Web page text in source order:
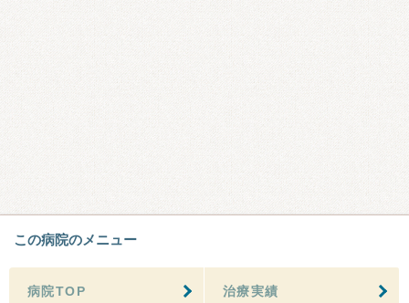
この病院のメニュー
病院TOP 治療実績